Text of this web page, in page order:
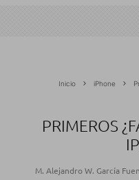
Inicio iPhone
PRIMEROS
M. Alejandro W. García